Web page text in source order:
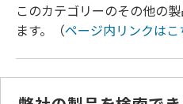
このカテゴリーのその他の
ます。（ページ内リンクはこ